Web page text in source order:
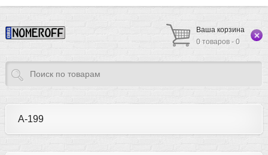
Ваша корзина
0 товаров - 0
A-199